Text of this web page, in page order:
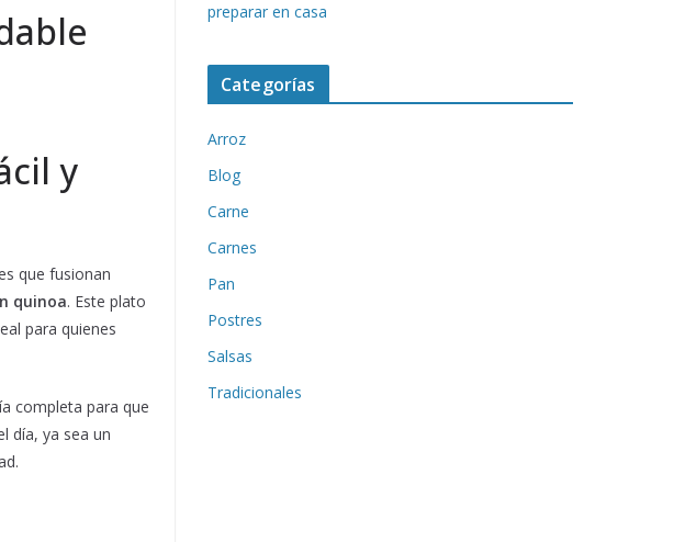
y
que fusionan
quinoa. Este plato
para quienes
completa para que
día, ya sea un
preparar en casa
Categorías
Arroz
Blog
Carne
Carnes
Pan
Postres
Salsas
Tradicionales